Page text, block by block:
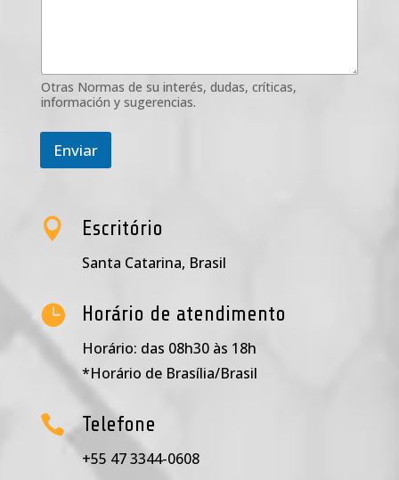
i
c
a
i
n
Otras Normas de su interés, dudas, críticas,
información y sugerencias.
Enviar
 Escritório
Santa Catarina, Brasil
 Horário de atendimento
Horário: das 08h30 às 18h
*Horário de Brasília/Brasil
 Telefone
+55 47 3344-0608